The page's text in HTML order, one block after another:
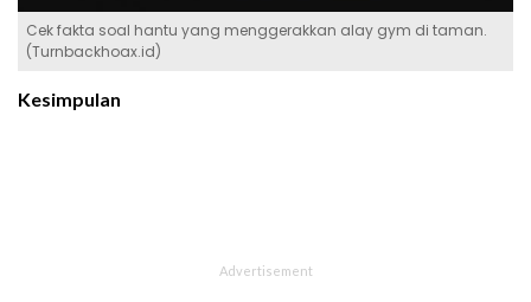
Cek fakta soal hantu yang menggerakkan alay gym di taman.
(Turnbackhoax.id)
Kesimpulan